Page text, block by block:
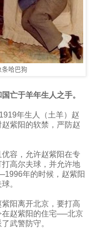
条哈巴狗
亡于羊年生人之手。
1919年生人（土羊）赵
紫阳的软禁，严防赵
容，允许赵紫阳在专
高尔夫球，并允许地
1996年的时候，赵紫阳
。
阳离开北京，要打高
在赵紫阳的住宅──北京
武警防守。